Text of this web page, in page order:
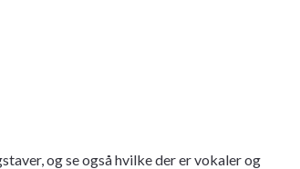
og se også hvilke der er vokaler og